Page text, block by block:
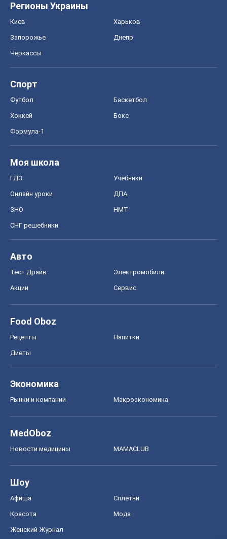
Регионы Украины
Киев Харьков
Запорожье Днепр
Черкассы
Спорт
Футбол Баскетбол
Хоккей Бокс
Формула-1
Моя школа
ГДЗ Учебники
Онлайн уроки ДПА
ЗНО НМТ
СНГ решебники
Авто
Тест Драйв Электромобили
Акции Сервис
Food Oboz
Рецепты Напитки
Диеты
Экономика
Рынки и компании Mакроэкономика
MedOboz
Новости медицины MAMACLUB
Шоу
Афиша Сплетни
Красота Мода
Женский Журнал